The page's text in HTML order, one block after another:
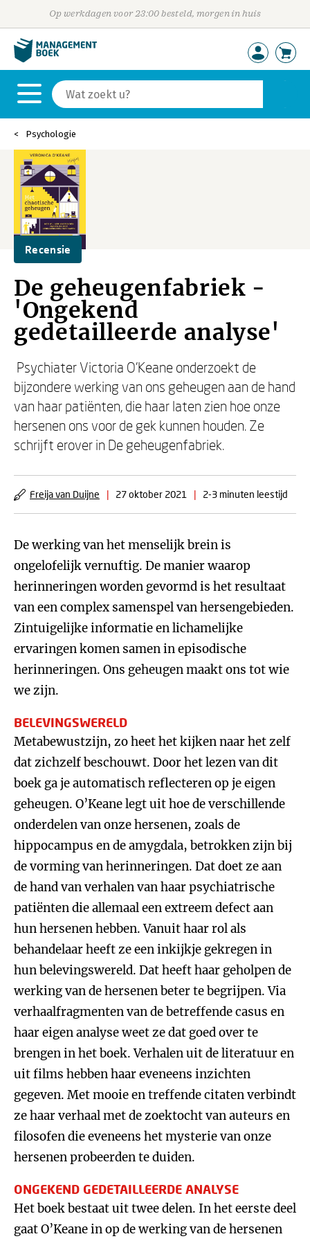
Op werkdagen voor 23:00 besteld, morgen in huis
Psychologie
Recensie
De geheugenfabriek -
'Ongekend
gedetailleerde analyse'
Psychiater Victoria O’Keane onderzoekt de
bijzondere werking van ons geheugen aan de hand
van haar patiënten, die haar laten zien hoe onze
hersenen ons voor de gek kunnen houden. Ze
schrijft erover in De geheugenfabriek.
Freija van Duijne | 27 oktober 2021 | 2-3 minuten leestijd
De werking van het menselijk brein is
ongelofelijk vernuftig. De manier waarop
herinneringen worden gevormd is het resultaat
van een complex samenspel van hersengebieden.
Zintuigelijke informatie en lichamelijke
ervaringen komen samen in episodische
herinneringen. Ons geheugen maakt ons tot wie
we zijn.
BELEVINGSWERELD
Metabewustzijn, zo heet het kijken naar het zelf
dat zichzelf beschouwt. Door het lezen van dit
boek ga je automatisch reflecteren op je eigen
geheugen. O’Keane legt uit hoe de verschillende
onderdelen van onze hersenen, zoals de
hippocampus en de amygdala, betrokken zijn bij
de vorming van herinneringen. Dat doet ze aan
de hand van verhalen van haar psychiatrische
patiënten die allemaal een extreem defect aan
hun hersenen hebben. Vanuit haar rol als
behandelaar heeft ze een inkijkje gekregen in
hun belevingswereld. Dat heeft haar geholpen de
werking van de hersenen beter te begrijpen. Via
verhaalfragmenten van de betreffende casus en
haar eigen analyse weet ze dat goed over te
brengen in het boek. Verhalen uit de literatuur en
uit films hebben haar eveneens inzichten
gegeven. Met mooie en treffende citaten verbindt
ze haar verhaal met de zoektocht van auteurs en
filosofen die eveneens het mysterie van onze
hersenen probeerden te duiden.
ONGEKEND GEDETAILLEERDE ANALYSE
Het boek bestaat uit twee delen. In het eerste deel
gaat O’Keane in op de werking van de hersenen